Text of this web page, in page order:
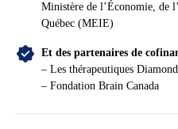
Ministère de l’Économie, de
Québec (MEIE)
Et des partenaires de
– Les thérapeutiques
– Fondation Brain Canada